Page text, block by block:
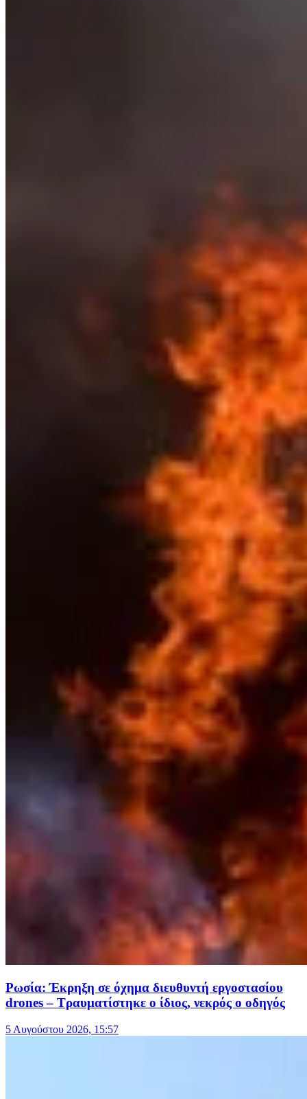
Ρωσία: Έκρηξη σε όχημα διευθυντή εργοστασίου
drones – Τραυματίστηκε ο ίδιος, νεκρός ο οδηγός
5 Αυγούστου 2026, 15:57